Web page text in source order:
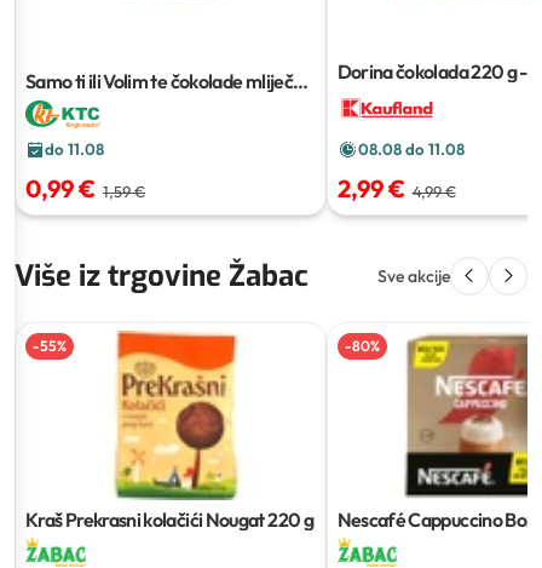
Samo ti ili Volim te čokolade mliječne
s punjenjem
do 11.08
0,99 € 1,59 €
Dorina čokolada220 g -
08.08 do 11.08
2,99 € 4,99 €
Više iz trgovine Žabac Sve akcije
-55%
Kraš Prekrasni kolačići Nougat220 g
-80%
Nescafé Cappuccino Box
g